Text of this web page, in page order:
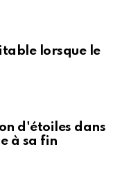
lorsque le
d'étoiles dans
à sa fin